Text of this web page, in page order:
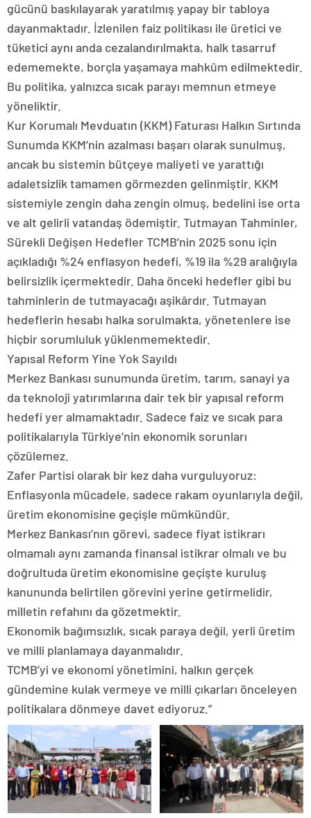
gücünü baskılayarak yaratılmış yapay bir tabloya
dayanmaktadır. İzlenilen faiz politikası ile üretici ve
tüketici aynı anda cezalandırılmakta, halk tasarruf
edememekte, borçla yaşamaya mahkûm edilmektedir.
Bu politika, yalnızca sıcak parayı memnun etmeye
yöneliktir.
Kur Korumalı Mevduatın (KKM) Faturası Halkın Sırtında
Sunumda KKM’nin azalması başarı olarak sunulmuş,
ancak bu sistemin bütçeye maliyeti ve yarattığı
adaletsizlik tamamen görmezden gelinmiştir. KKM
sistemiyle zengin daha zengin olmuş, bedelini ise orta
ve alt gelirli vatandaş ödemiştir. Tutmayan Tahminler,
Sürekli Değişen Hedefler TCMB’nin 2025 sonu için
açıkladığı %24 enflasyon hedefi, %19 ila %29 aralığıyla
belirsizlik içermektedir. Daha önceki hedefler gibi bu
tahminlerin de tutmayacağı aşikârdır. Tutmayan
hedeflerin hesabı halka sorulmakta, yönetenlere ise
hiçbir sorumluluk yüklenmemektedir.
Yapısal Reform Yine Yok Sayıldı
Merkez Bankası sunumunda üretim, tarım, sanayi ya
da teknoloji yatırımlarına dair tek bir yapısal reform
hedefi yer almamaktadır. Sadece faiz ve sıcak para
politikalarıyla Türkiye’nin ekonomik sorunları
çözülemez.
Zafer Partisi olarak bir kez daha vurguluyoruz:
Enflasyonla mücadele, sadece rakam oyunlarıyla değil,
üretim ekonomisine geçişle mümkündür.
Merkez Bankası’nın görevi, sadece fiyat istikrarı
olmamalı aynı zamanda finansal istikrar olmalı ve bu
doğrultuda üretim ekonomisine geçişte kuruluş
kanununda belirtilen görevini yerine getirmelidir,
milletin refahını da gözetmektir.
Ekonomik bağımsızlık, sıcak paraya değil, yerli üretim
ve milli planlamaya dayanmalıdır.
TCMB’yi ve ekonomi yönetimini, halkın gerçek
gündemine kulak vermeye ve milli çıkarları önceleyen
politikalara dönmeye davet ediyoruz.”